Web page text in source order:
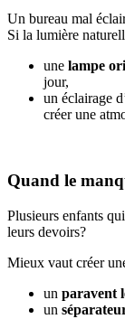
Un bureau mal
Si la lumière
une lampe
jour,
un éclairage
créer une
Quand le
Plusieurs enfants
leurs devoirs?
Mieux vaut créer
un paravent
un